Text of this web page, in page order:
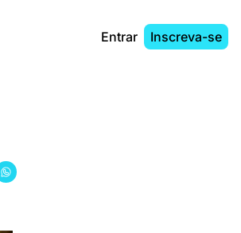
Entrar Inscreva-se